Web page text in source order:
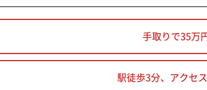
手取りで35万
駅徒歩3分、アクセ